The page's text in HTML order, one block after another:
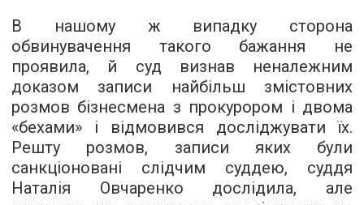
В нашому ж випадку сторона
обвинувачення такого бажання не
проявила, й суд визнав неналежним
доказом записи найбільш змістовних
розмов бізнесмена з прокурором і двома
«бехами» і відмовився досліджувати їх.
Решту розмов, записи яких були
санкціоновані слідчим суддею, суддя
Наталія Овчаренко дослідила, але